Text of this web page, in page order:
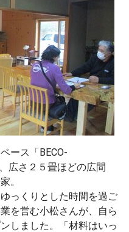
ース「BECO-
広さ２５畳ほどの広間
。
っくりとした時間を過ご
を営む小松さんが、自ら
しました。「材料はいっ